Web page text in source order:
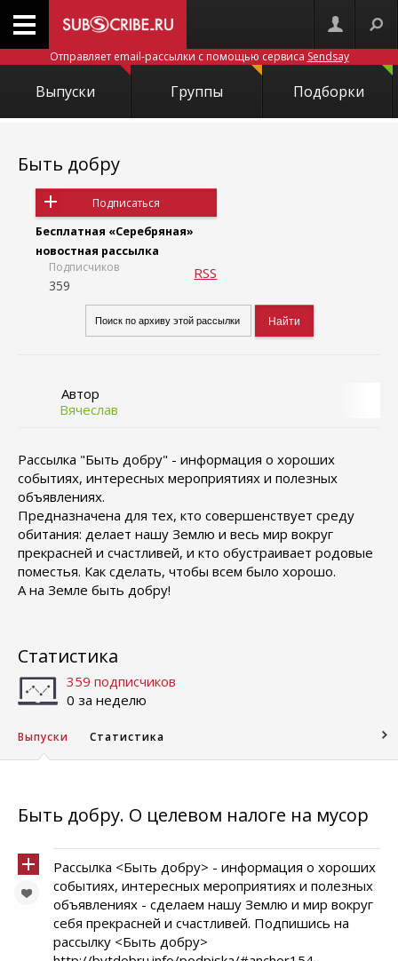
Отправляет email-рассылки с помощью сервиса Sendsay
Выпуски Группы Подборки
Быть добру
Подписаться
Бесплатная «Серебряная»
новостная рассылка
Подписчиков
359
RSS
Автор
Вячеслав
Рассылка "Быть добру" - информация о хороших
событиях, интересных мероприятиях и полезных
объявлениях.
Предназначена для тех, кто совершенствует среду
обитания: делает нашу Землю и весь мир вокруг
прекрасней и счастливей, и кто обустраивает родовые
поместья. Как сделать, чтобы всем было хорошо.
А на Земле быть добру!
Статистика
359 подписчиков
0 за неделю
Выпуски Статистика
Быть добру. О целевом налоге на мусор
Рассылка <Быть добру> - информация о хороших
событиях, интересных мероприятиях и полезных
объявлениях - сделаем нашу Землю и мир вокруг
себя прекрасней и счастливей. Подпишись на
рассылку <Быть добру>